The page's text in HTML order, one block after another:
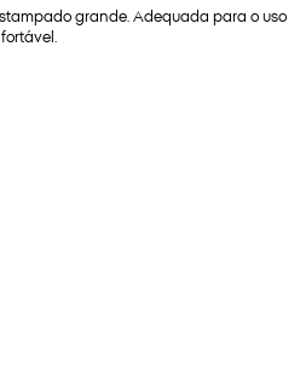
grande. Adequada para o uso